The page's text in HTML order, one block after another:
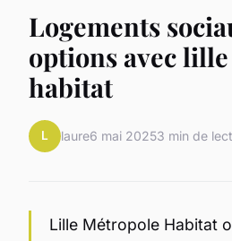
Logements
options avec
habitat
L laure6 mai 20253 min de
Lille Métropole Habitat